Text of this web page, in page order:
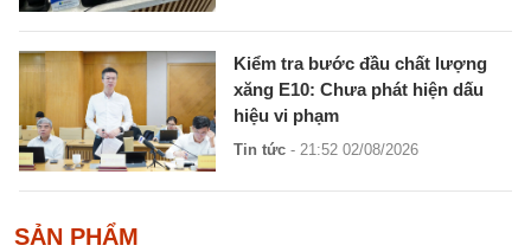
Kiểm tra bước đầu chất lượng
xăng E10: Chưa phát hiện dấu
hiệu vi phạm
Tin tức - 21:52 02/08/2026
SẢN PHẨM